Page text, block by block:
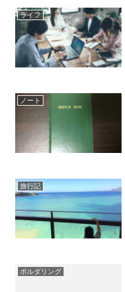
ライフ
ノート
旅行記
ボルダリング